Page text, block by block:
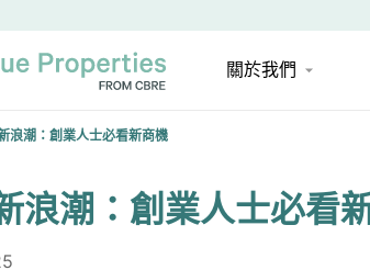
關於我們
浪潮：創業人士必看新商機
浪潮：創業人士必看